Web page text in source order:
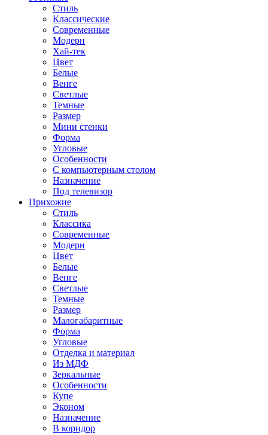
Стиль
Классические
Современные
Модерн
Хай-тек
Цвет
Белые
Венге
Светлые
Темные
Размер
Мини стенки
Форма
Угловые
Особенности
С компьютерным столом
Назначение
Под телевизор
Прихожие
Стиль
Классика
Современные
Модерн
Цвет
Белые
Венге
Светлые
Темные
Размер
Малогабаритные
Форма
Угловые
Отделка и материал
Из МДФ
Зеркальные
Особенности
Купе
Эконом
Назначение
В коридор